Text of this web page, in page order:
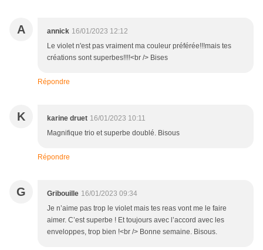
A annick 16/01/2023 12:12
Le violet n'est pas vraiment ma couleur préférée!!!mais tes
créations sont superbes!!!!<br /> Bises
Répondre
K karine druet 16/01/2023 10:11
Magnifique trio et superbe doublé. Bisous
Répondre
G Gribouille 16/01/2023 09:34
Je n’aime pas trop le violet mais tes reas vont me le faire
aimer. C’est superbe ! Et toujours avec l’accord avec les
enveloppes, trop bien !<br /> Bonne semaine. Bisous.